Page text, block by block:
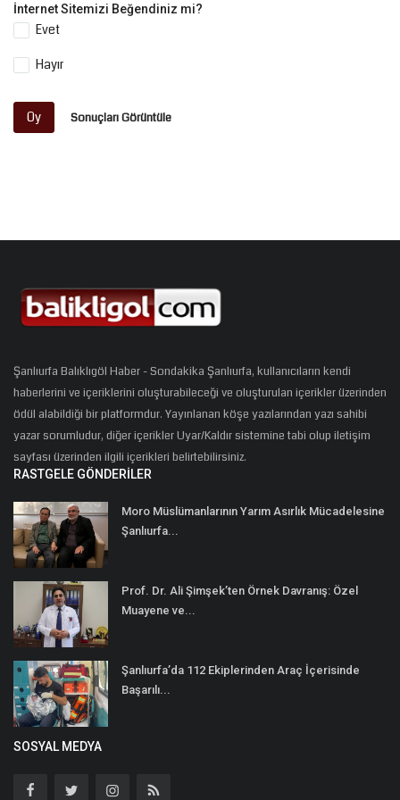
İnternet Sitemizi Beğendiniz mi?
Evet
Hayır
Oy Sonuçları Görüntüle
Şanlıurfa Balıklıgöl Haber - Sondakika Şanlıurfa, kullanıcıların kendi
haberlerini ve içeriklerini oluşturabileceği ve oluşturulan içerikler üzerinden
ödül alabildiği bir platformdur. Yayınlanan köşe yazılarından yazı sahibi
yazar sorumludur, diğer içerikler Uyar/Kaldır sistemine tabi olup iletişim
sayfası üzerinden ilgili içerikleri belirtebilirsiniz.
RASTGELE GÖNDERILER
Moro Müslümanlarının Yarım Asırlık Mücadelesine
Şanlıurfa...
Prof. Dr. Ali Şimşek’ten Örnek Davranış: Özel
Muayene ve...
Şanlıurfa’da 112 Ekiplerinden Araç İçerisinde
Başarılı...
SOSYAL MEDYA